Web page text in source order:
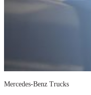
Mercedes-Benz Trucks